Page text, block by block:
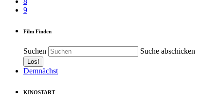
9
Film Finden
Suchen Suche abschicken
Demnächst
KINOSTART